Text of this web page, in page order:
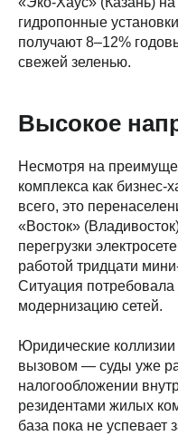
гидропонные
получают 8–12%
свежей зеленью.
Высокое
Несмотря на
комплекса как бизнес-
всего, это
«Восток»
перегрузки
работой тридцати
Ситуация
модернизацию сетей.
Юридические
вызовом — суды уже
налогообложении
резидентами жилых
база пока не